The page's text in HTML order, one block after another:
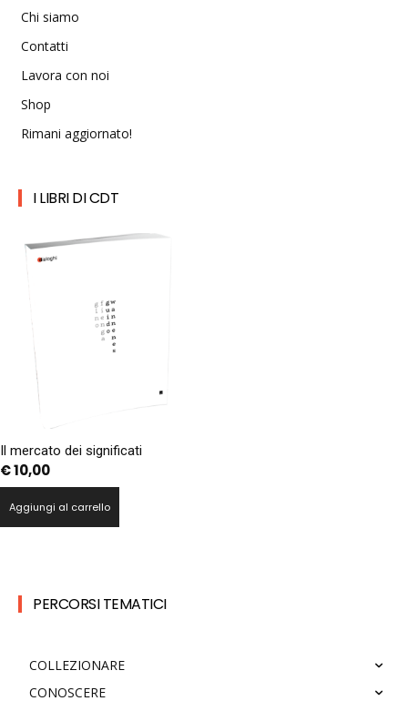
Chi siamo
Contatti
Lavora con noi
Shop
Rimani aggiornato!
I LIBRI DI CDT
Il mercato dei significati
€10,00
Aggiungi al carrello
PERCORSI TEMATICI
COLLEZIONARE
CONOSCERE